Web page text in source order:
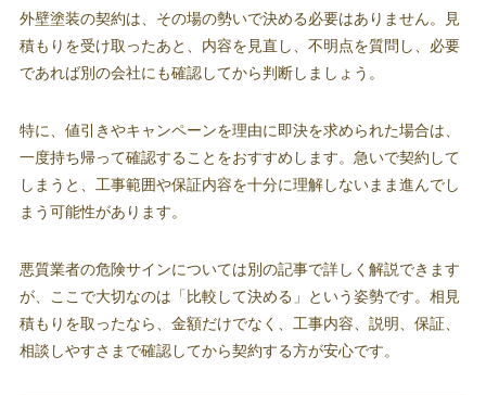
外壁塗装の契約は、その場の勢いで決める必要はありません。見
積もりを受け取ったあと、内容を見直し、不明点を質問し、必要
であれば別の会社にも確認してから判断しましょう。
特に、値引きやキャンペーンを理由に即決を求められた場合は、
一度持ち帰って確認することをおすすめします。急いで契約して
しまうと、工事範囲や保証内容を十分に理解しないまま進んでし
まう可能性があります。
悪質業者の危険サインについては別の記事で詳しく解説できます
が、ここで大切なのは「比較して決める」という姿勢です。相見
積もりを取ったなら、金額だけでなく、工事内容、説明、保証、
相談しやすさまで確認してから契約する方が安心です。